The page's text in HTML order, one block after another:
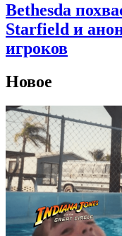
Bethesda
Starfield и
игроков
Новое